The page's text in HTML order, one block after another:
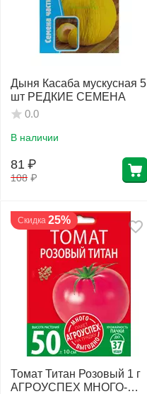
Дыня Касаба мускусная 5
шт РЕДКИЕ СЕМЕНА
0.0
В наличии
108 ₽
81 ₽
Скидка 25%
Томат Титан Розовый 1 г
АГРОУСПЕХ МНОГО-